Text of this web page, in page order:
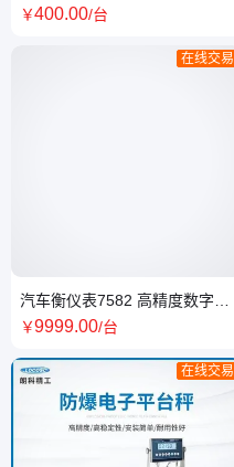
一精密电子秤100-6000g规格
￥400.00/台
在线交易
汽车衡仪表7582 高精度数字显
示 适用于电子台杆平台杆测力
￥9999.00/台
在线交易